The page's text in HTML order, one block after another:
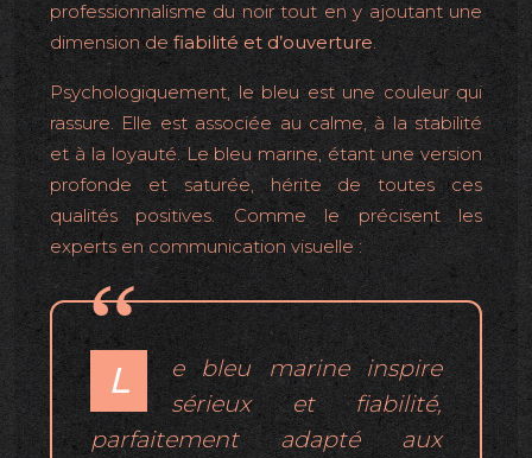
professionnalisme du noir tout en y ajoutant une
dimension de fiabilité et d’ouverture.
Psychologiquement, le bleu est une couleur qui
rassure. Elle est associée au calme, à la stabilité
et à la loyauté. Le bleu marine, étant une version
profonde et saturée, hérite de toutes ces
qualités positives. Comme le précisent les
experts en communication visuelle :
L
e bleu marine inspire
sérieux et fiabilité,
parfaitement adapté aux